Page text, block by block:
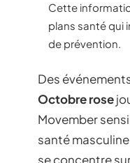
Cette
plans santé qui
de prévention.
Des
Octobre rose
Movember
santé
se concentre